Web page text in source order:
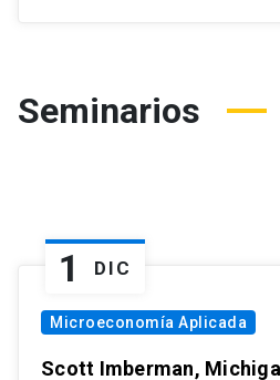
Seminarios
1 DIC
Microeconomía Aplicada
Scott Imberman,